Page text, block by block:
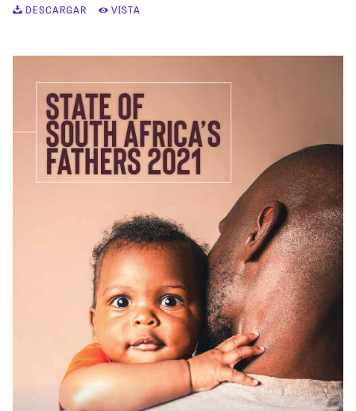
DESCARGAR VISTA